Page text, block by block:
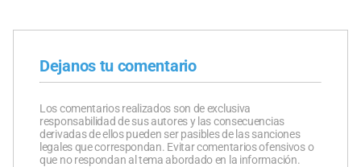
Dejanos tu comentario
Los comentarios realizados son de exclusiva
responsabilidad de sus autores y las consecuencias
derivadas de ellos pueden ser pasibles de las sanciones
legales que correspondan. Evitar comentarios ofensivos o
que no respondan al tema abordado en la información.